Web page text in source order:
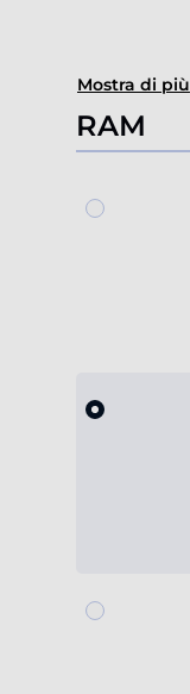
Mostra di più
RAM